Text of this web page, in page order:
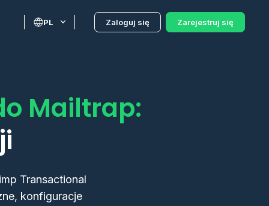
PL Zaloguj się Zarejestruj się
Mailtrap:
Transactional
konfiguracje